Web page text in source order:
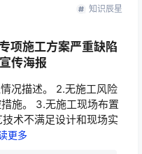
知识辰星
项施工方案严重缺陷
传海报
况描述。 2.无施工风险
施。 3.无施工现场布置
术不满足设计和现场实
更多